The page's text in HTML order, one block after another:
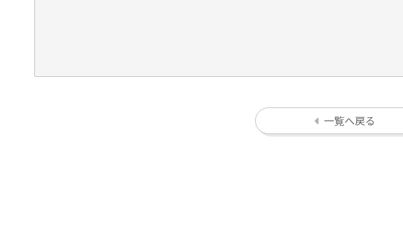
一覧へ戻る